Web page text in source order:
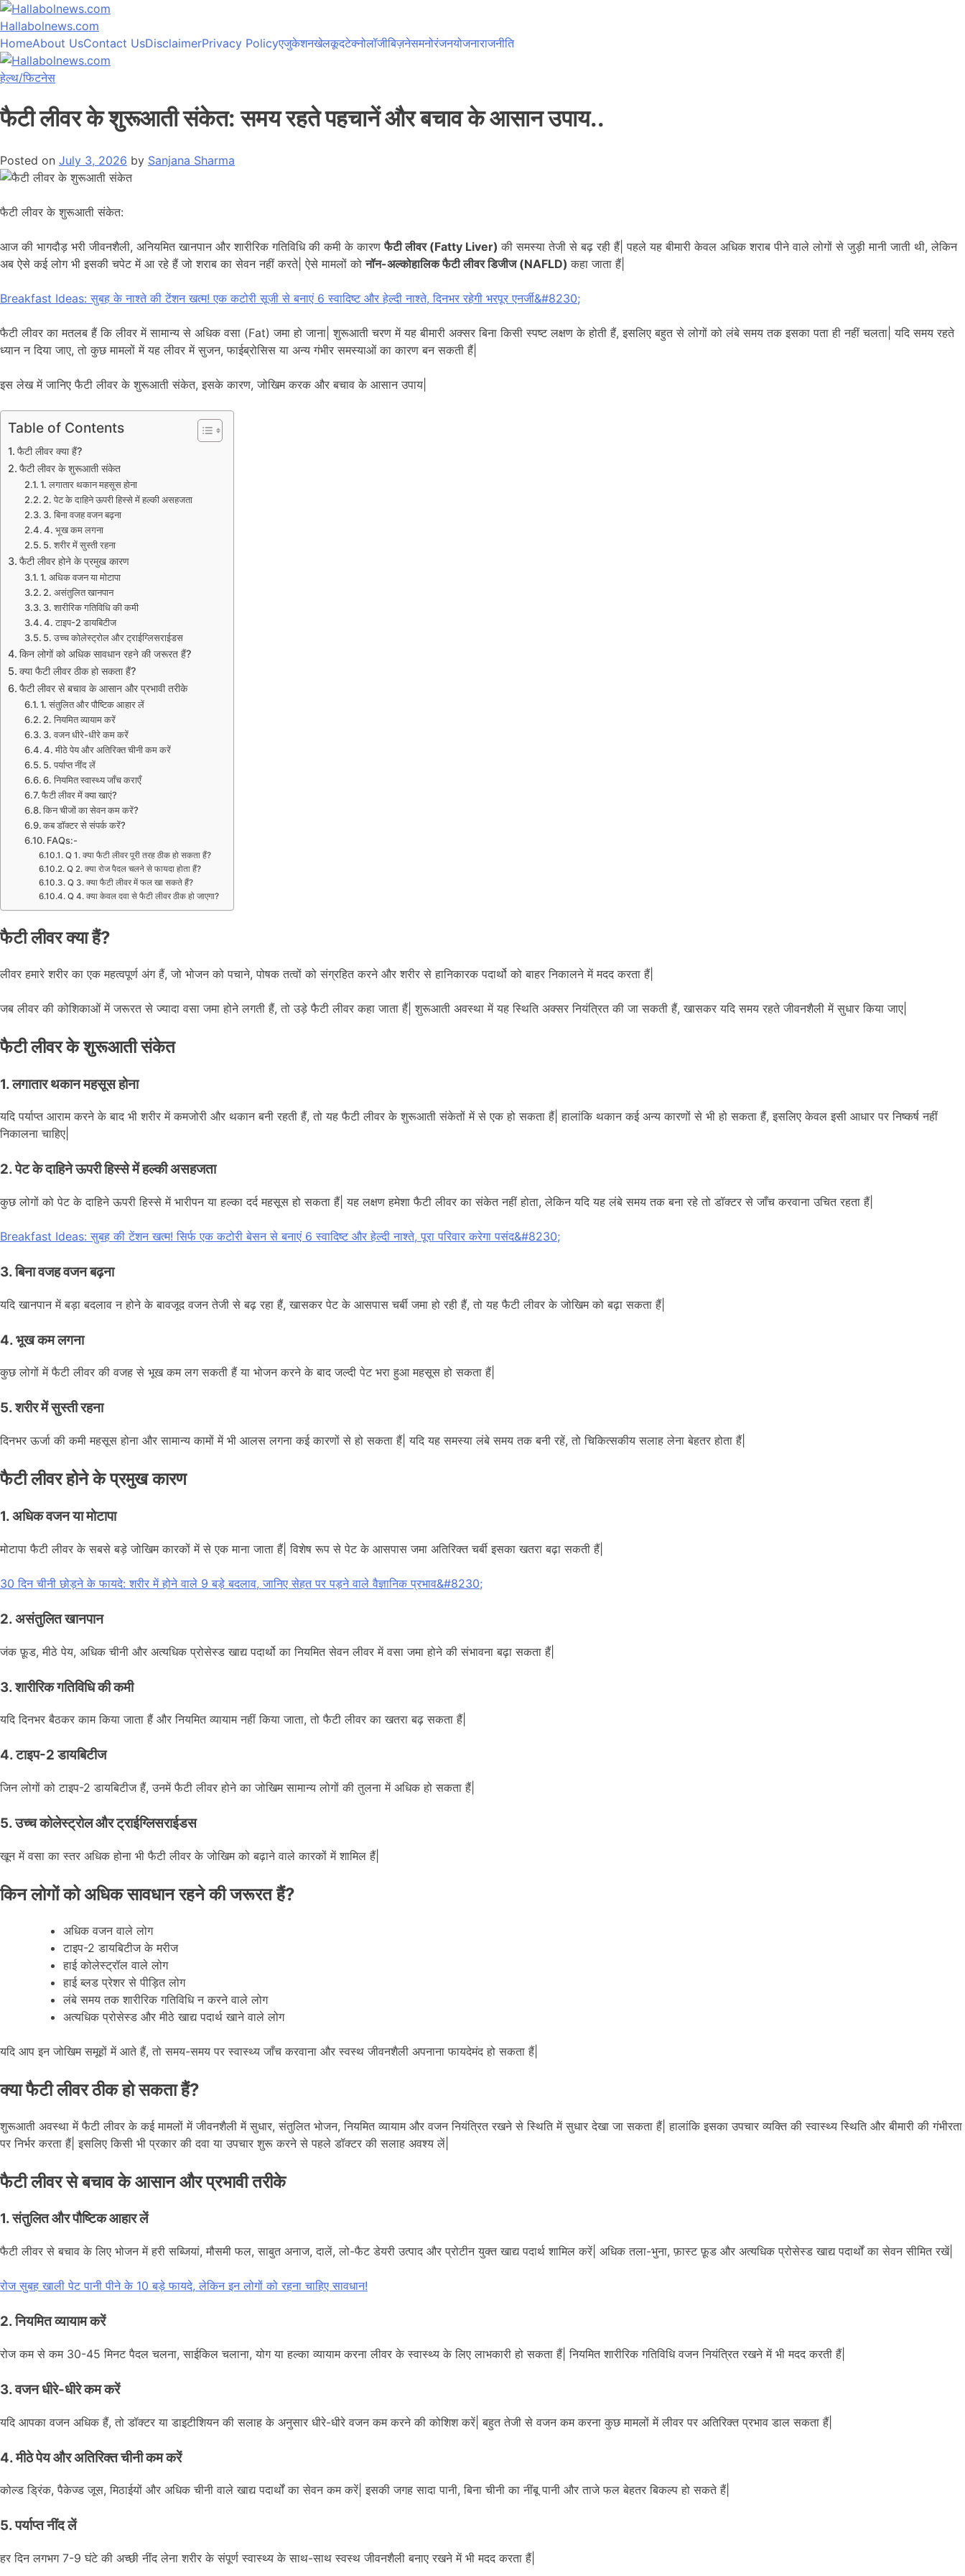
Hallabolnews.com
HomeAbout UsContact UsDisclaimerPrivacy Policyएजुकेशनखेलकूदटेक्नोलॉजीबिज़नेसमनोरंजनयोजनाराजनीति
हेल्थ/फिटनेस
फैटी लीवर के शुरूआती संकेत: समय रहते पहचानें और बचाव के आसान उपाय..
Posted on July 3, 2026 by Sanjana Sharma
फैटी लीवर के शुरूआती संकेत:
आज की भागदौड़ भरी जीवनशैली, अनियमित खानपान और शारीरिक गतिविधि की कमी के कारणफैटी लीवर (Fatty Liver)की समस्या तेजी से बढ़ रही हैं| पहले यह बीमारी केवल अधिक शराब पीने वाले लोगों से जुड़ी मानी जाती थी, लेकिन
अब ऐसे कई लोग भी इसकी चपेट में आ रहे हैं जो शराब का सेवन नहीं करते| ऐसे मामलों कोनॉन-अल्कोहालिक फैटी लीवर डिजीज (NAFLD)कहा जाता हैं|
Breakfast Ideas: सुबह के नाश्ते की टेंशन खत्म! एक कटोरी सूजी से बनाएं 6 स्वादिष्ट और हेल्दी नाश्ते, दिनभर रहेगी भरपूर एनर्जी&#8230;
फैटी लीवर का मतलब हैं कि लीवर में सामान्य से अधिक वसा (Fat) जमा हो जाना| शुरूआती चरण में यह बीमारी अक्सर बिना किसी स्पष्ट लक्षण के होती हैं, इसलिए बहुत से लोगों को लंबे समय तक इसका पता ही नहीं चलता| यदि समय रहते
ध्यान न दिया जाए, तो कुछ मामलों में यह लीवर में सुजन, फाईब्रोसिस या अन्य गंभीर समस्याओं का कारण बन सकती हैं|
इस लेख में जानिए फैटी लीवर के शुरूआती संकेत, इसके कारण, जोखिम करक और बचाव के आसान उपाय|
Table of Contents
फैटी लीवर क्या हैं?
फैटी लीवर के शुरूआती संकेत
1. लगातार थकान महसूस होना
2. पेट के दाहिने ऊपरी हिस्से में हल्की असहजता
3. बिना वजह वजन बढ़ना
4. भूख कम लगना
5. शरीर में सुस्ती रहना
फैटी लीवर होने के प्रमुख कारण
1. अधिक वजन या मोटापा
2. असंतुलित खानपान
3. शारीरिक गतिविधि की कमी
4. टाइप-2 डायबिटीज
5. उच्च कोलेस्ट्रोल और ट्राईग्लिसराईडस
किन लोगों को अधिक सावधान रहने की जरूरत हैं?
क्या फैटी लीवर ठीक हो सकता हैं?
फैटी लीवर से बचाव के आसान और प्रभावी तरीके
1. संतुलित और पौष्टिक आहार लें
2. नियमित व्यायाम करें
3. वजन धीरे-धीरे कम करें
4. मीठे पेय और अतिरिक्त चीनी कम करें
5. पर्याप्त नींद लें
6. नियमित स्वास्थ्य जाँच कराएँ
फैटी लीवर में क्या खाएं?
किन चीजों का सेवन कम करें?
कब डॉक्टर से संपर्क करें?
FAQs:-
Q 1. क्या फैटी लीवर पूरी तरह ठीक हो सकता हैं?
Q 2. क्या रोज पैदल चलने से फायदा होता हैं?
Q 3. क्या फैटी लीवर में फल खा सकते हैं?
Q 4. क्या केवल दवा से फैटी लीवर ठीक हो जाएगा?
फैटी लीवर क्या हैं?
लीवर हमारे शरीर का एक महत्वपूर्ण अंग हैं, जो भोजन को पचाने, पोषक तत्वों को संग्रहित करने और शरीर से हानिकारक पदार्थो को बाहर निकालने में मदद करता हैं|
जब लीवर की कोशिकाओं में जरूरत से ज्यादा वसा जमा होने लगती हैं, तो उड़े फैटी लीवर कहा जाता हैं| शुरूआती अवस्था में यह स्थिति अक्सर नियंत्रित की जा सकती हैं, खासकर यदि समय रहते जीवनशैली में सुधार किया जाए|
फैटी लीवर के शुरूआती संकेत
1. लगातार थकान महसूस होना
यदि पर्याप्त आराम करने के बाद भी शरीर में कमजोरी और थकान बनी रहती हैं, तो यह फैटी लीवर के शुरूआती संकेतों में से एक हो सकता हैं| हालांकि थकान कई अन्य कारणों से भी हो सकता हैं, इसलिए केवल इसी आधार पर निष्कर्ष नहीं
निकालना चाहिए|
2. पेट के दाहिने ऊपरी हिस्से में हल्की असहजता
कुछ लोगों को पेट के दाहिने ऊपरी हिस्से में भारीपन या हल्का दर्द महसूस हो सकता हैं| यह लक्षण हमेशा फैटी लीवर का संकेत नहीं होता, लेकिन यदि यह लंबे समय तक बना रहे तो डॉक्टर से जाँच करवाना उचित रहता हैं|
Breakfast Ideas: सुबह की टेंशन खत्म! सिर्फ एक कटोरी बेसन से बनाएं 6 स्वादिष्ट और हेल्दी नाश्ते, पूरा परिवार करेगा पसंद&#8230;
3. बिना वजह वजन बढ़ना
यदि खानपान में बड़ा बदलाव न होने के बावजूद वजन तेजी से बढ़ रहा हैं, खासकर पेट के आसपास चर्बी जमा हो रही हैं, तो यह फैटी लीवर के जोखिम को बढ़ा सकता हैं|
4. भूख कम लगना
कुछ लोगों में फैटी लीवर की वजह से भूख कम लग सकती हैं या भोजन करने के बाद जल्दी पेट भरा हुआ महसूस हो सकता हैं|
5. शरीर में सुस्ती रहना
दिनभर ऊर्जा की कमी महसूस होना और सामान्य कामों में भी आलस लगना कई कारणों से हो सकता हैं| यदि यह समस्या लंबे समय तक बनी रहें, तो चिकित्सकीय सलाह लेना बेहतर होता हैं|
फैटी लीवर होने के प्रमुख कारण
1. अधिक वजन या मोटापा
मोटापा फैटी लीवर के सबसे बड़े जोखिम कारकों में से एक माना जाता हैं| विशेष रूप से पेट के आसपास जमा अतिरिक्त चर्बी इसका खतरा बढ़ा सकती हैं|
30 दिन चीनी छोड़ने के फायदे: शरीर में होने वाले 9 बड़े बदलाव, जानिए सेहत पर पड़ने वाले वैज्ञानिक प्रभाव&#8230;
2. असंतुलित खानपान
जंक फ़ूड, मीठे पेय, अधिक चीनी और अत्यधिक प्रोसेस्ड खाद्य पदार्थो का नियमित सेवन लीवर में वसा जमा होने की संभावना बढ़ा सकता हैं|
3. शारीरिक गतिविधि की कमी
यदि दिनभर बैठकर काम किया जाता हैं और नियमित व्यायाम नहीं किया जाता, तो फैटी लीवर का खतरा बढ़ सकता हैं|
4. टाइप-2 डायबिटीज
जिन लोगों को टाइप-2 डायबिटीज हैं, उनमें फैटी लीवर होने का जोखिम सामान्य लोगों की तुलना में अधिक हो सकता हैं|
5. उच्च कोलेस्ट्रोल और ट्राईग्लिसराईडस
खून में वसा का स्तर अधिक होना भी फैटी लीवर के जोखिम को बढ़ाने वाले कारकों में शामिल हैं|
किन लोगों को अधिक सावधान रहने की जरूरत हैं?
अधिक वजन वाले लोग
टाइप-2 डायबिटीज के मरीज
हाई कोलेस्ट्रॉल वाले लोग
हाई ब्लड प्रेशर से पीड़ित लोग
लंबे समय तक शारीरिक गतिविधि न करने वाले लोग
अत्यधिक प्रोसेस्ड और मीठे खाद्य पदार्थ खाने वाले लोग
यदि आप इन जोखिम समूहों में आते हैं, तो समय-समय पर स्वास्थ्य जाँच करवाना और स्वस्थ जीवनशैली अपनाना फायदेमंद हो सकता हैं|
क्या फैटी लीवर ठीक हो सकता हैं?
शुरूआती अवस्था में फैटी लीवर के कई मामलों में जीवनशैली में सुधार, संतुलित भोजन, नियमित व्यायाम और वजन नियंत्रित रखने से स्थिति में सुधार देखा जा सकता हैं| हालांकि इसका उपचार व्यक्ति की स्वास्थ्य स्थिति और बीमारी की गंभीरता
पर निर्भर करता हैं| इसलिए किसी भी प्रकार की दवा या उपचार शुरू करने से पहले डॉक्टर की सलाह अवश्य लें|
फैटी लीवर से बचाव के आसान और प्रभावी तरीके
1. संतुलित और पौष्टिक आहार लें
फैटी लीवर से बचाव के लिए भोजन में हरी सब्जियां, मौसमी फल, साबुत अनाज, दालें, लो-फैट डेयरी उत्पाद और प्रोटीन युक्त खाद्य पदार्थ शामिल करें| अधिक तला-भुना, फ़ास्ट फ़ूड और अत्यधिक प्रोसेस्ड खाद्य पदार्थों का सेवन सीमित रखें|
रोज सुबह खाली पेट पानी पीने के 10 बड़े फायदे, लेकिन इन लोगों को रहना चाहिए सावधान!
2. नियमित व्यायाम करें
रोज कम से कम 30-45 मिनट पैदल चलना, साईकिल चलाना, योग या हल्का व्यायाम करना लीवर के स्वास्थ्य के लिए लाभकारी हो सकता हैं| नियमित शारीरिक गतिविधि वजन नियंत्रित रखने में भी मदद करती हैं|
3. वजन धीरे-धीरे कम करें
यदि आपका वजन अधिक हैं, तो डॉक्टर या डाइटीशियन की सलाह के अनुसार धीरे-धीरे वजन कम करने की कोशिश करें| बहुत तेजी से वजन कम करना कुछ मामलों में लीवर पर अतिरिक्त प्रभाव डाल सकता हैं|
4. मीठे पेय और अतिरिक्त चीनी कम करें
कोल्ड ड्रिंक, पैकेज्ड जूस, मिठाईयों और अधिक चीनी वाले खाद्य पदार्थों का सेवन कम करें| इसकी जगह सादा पानी, बिना चीनी का नींबू पानी और ताजे फल बेहतर बिकल्प हो सकते हैं|
5. पर्याप्त नींद लें
हर दिन लगभग 7-9 घंटे की अच्छी नींद लेना शरीर के संपूर्ण स्वास्थ्य के साथ-साथ स्वस्थ जीवनशैली बनाए रखने में भी मदद करता हैं|